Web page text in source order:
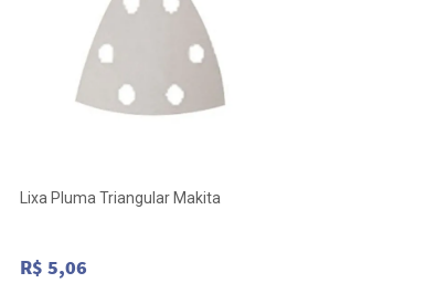
Lixa Pluma Triangular Makita
R$ 5,06